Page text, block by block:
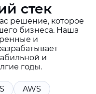
стек
решение, которое
бизнеса. Наша
и
и
годы.
AWS